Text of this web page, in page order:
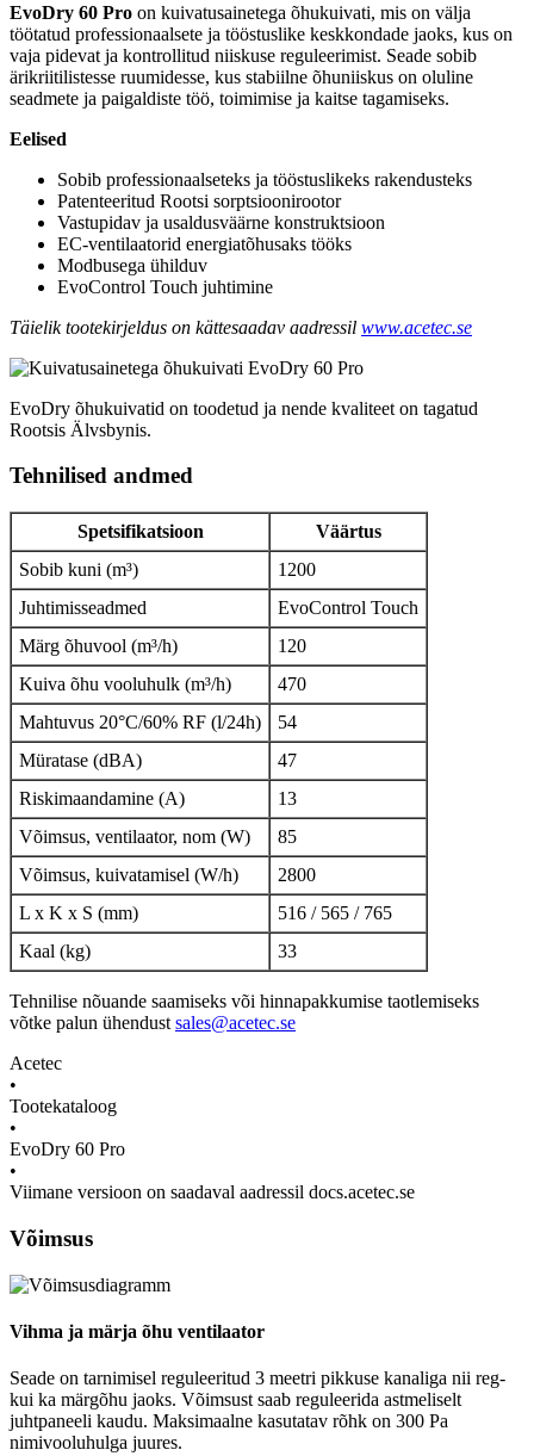
EvoDry 60 Pro on kuivatusainetega õhukuivati, mis on välja
töötatud professionaalsete ja tööstuslike keskkondade jaoks, kus on
vaja pidevat ja kontrollitud niiskuse reguleerimist. Seade sobib
ärikriitilistesse ruumidesse, kus stabiilne õhuniiskus on oluline
seadmete ja paigaldiste töö, toimimise ja kaitse tagamiseks.
Eelised
Sobib professionaalseteks ja tööstuslikeks rakendusteks
Patenteeritud Rootsi sorptsioonirootor
Vastupidav ja usaldusväärne konstruktsioon
EC-ventilaatorid energiatõhusaks tööks
Modbusega ühilduv
EvoControl Touch juhtimine
Täielik tootekirjeldus on kättesaadav aadressil www.acetec.se
EvoDry õhukuivatid on toodetud ja nende kvaliteet on tagatud
Rootsis Älvsbynis.
Tehnilised andmed
Spetsifikatsioon
Väärtus
Sobib kuni (m³)
1200
Juhtimisseadmed
EvoControl Touch
Märg õhuvool (m³/h)
120
Kuiva õhu vooluhulk (m³/h)
470
Mahtuvus 20°C/60% RF (l/24h)
54
Müratase (dBA)
47
Riskimaandamine (A)
13
Võimsus, ventilaator, nom (W)
85
Võimsus, kuivatamisel (W/h)
2800
L x K x S (mm)
516 / 565 / 765
Kaal (kg)
33
Tehnilise nõuande saamiseks või hinnapakkumise taotlemiseks
võtke palun ühendust sales@acetec.se
Acetec
•
Tootekataloog
•
EvoDry 60 Pro
•
Viimane versioon on saadaval aadressil docs.acetec.se
Võimsus
Vihma ja märja õhu ventilaator
Seade on tarnimisel reguleeritud 3 meetri pikkuse kanaliga nii reg-
kui ka märgõhu jaoks. Võimsust saab reguleerida astmeliselt
juhtpaneeli kaudu. Maksimaalne kasutatav rõhk on 300 Pa
nimivooluhulga juures.